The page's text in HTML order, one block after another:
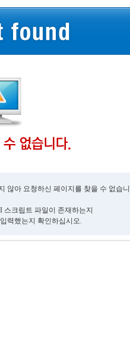
않아 요청하신 페이지를 찾을 수 없습
크립트 파일이 존재하는지
력했는지 확인하십시오.